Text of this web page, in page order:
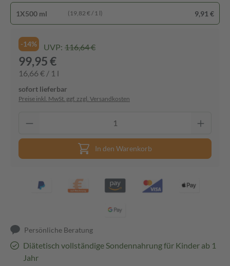
1X500 ml (19,82 € / 1 l) 9,91 €
-14% UVP: 116,64 €
99,95 €
16,66 € / 1 l
sofort lieferbar
Preise inkl. MwSt. ggf. zzgl. Versandkosten
In den Warenkorb
Persönliche Beratung
Diätetisch vollständige Sondennahrung für Kinder ab 1
Jahr